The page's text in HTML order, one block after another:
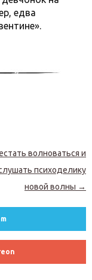
едва
волноваться и
психоделику
новой волны →